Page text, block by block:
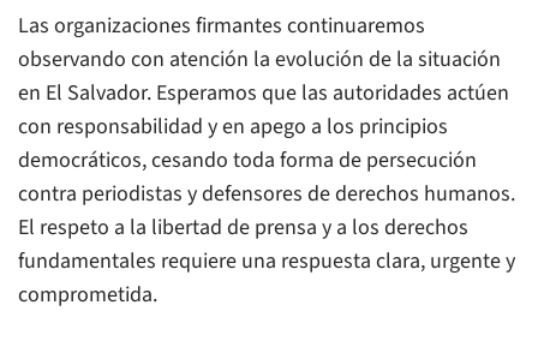
Las organizaciones firmantes continuaremos
observando con atención la evolución de la situación
en El Salvador. Esperamos que las autoridades actúen
con responsabilidad y en apego a los principios
democráticos, cesando toda forma de persecución
contra periodistas y defensores de derechos humanos.
El respeto a la libertad de prensa y a los derechos
fundamentales requiere una respuesta clara, urgente y
comprometida.